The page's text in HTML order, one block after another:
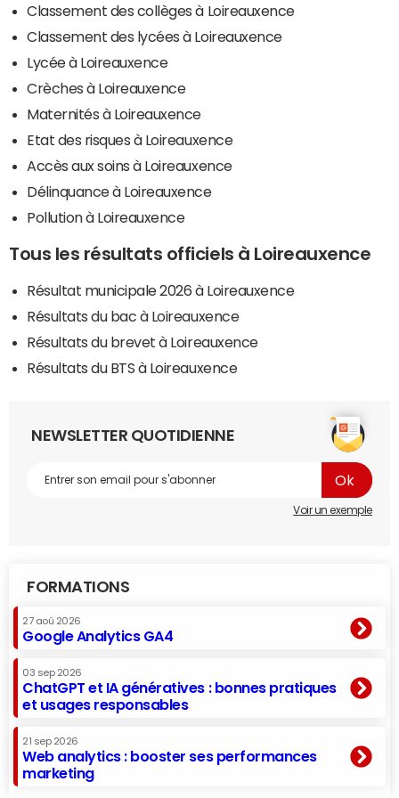
Classement des collèges à Loireauxence
Classement des lycées à Loireauxence
Lycée à Loireauxence
Crèches à Loireauxence
Maternités à Loireauxence
Etat des risques à Loireauxence
Accès aux soins à Loireauxence
Délinquance à Loireauxence
Pollution à Loireauxence
Tous les résultats officiels à Loireauxence
Résultat municipale 2026 à Loireauxence
Résultats du bac à Loireauxence
Résultats du brevet à Loireauxence
Résultats du BTS à Loireauxence
NEWSLETTER QUOTIDIENNE
Voir un exemple
FORMATIONS
27 aoû 2026
Google Analytics GA4
03 sep 2026
ChatGPT et IA génératives : bonnes pratiques
et usages responsables
21 sep 2026
Web analytics : booster ses performances
marketing